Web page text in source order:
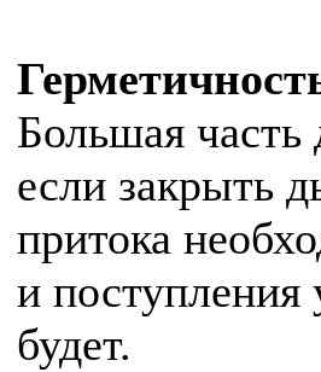
Большая часть
если закрыть
притока
и поступления
будет.